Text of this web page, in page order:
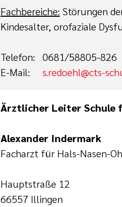
Fachbereiche: Störungen
Kindesalter, orofaziale
Telefon: 0681/58805-826
E-Mail: s.redoehl@cts-
Ärztlicher Leiter Schule
Alexander Indermark
Facharzt für Hals-Nasen-
Hauptstraße 12
66557 Illingen